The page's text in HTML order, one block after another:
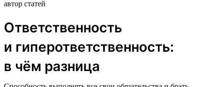
автор статей
Ответственность
и гиперответственность:
в чём разница